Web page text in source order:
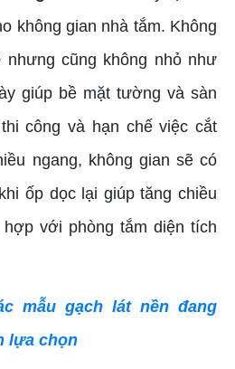
không gian nhà tắm. Không
cũng không nhỏ như
giúp bề mặt tường và sàn
công và hạn chế việc cắt
ngang, không gian sẽ có
ốp dọc lại giúp tăng chiều
với phòng tắm diện tích
mẫu gạch lát nền đang
lựa chọn